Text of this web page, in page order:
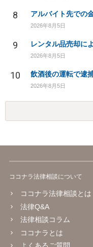
8 アルバイト先での
2026年8月5日
9 レンタル品売却に
2026年8月5日
10 飲酒後の運転で逮
2026年8月5日
ココナラ法律相談について
ココナラ法律相談とは
法律Q&A
法律相談コラム
ココナラとは